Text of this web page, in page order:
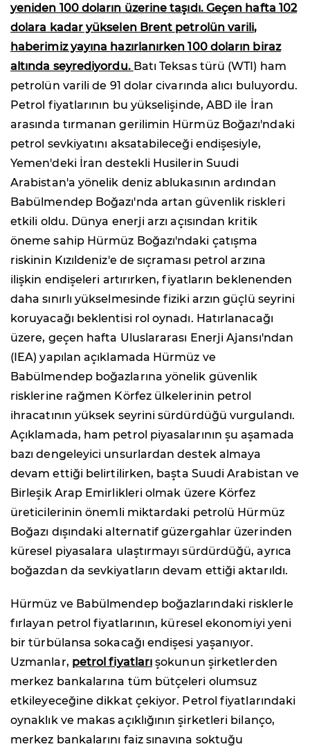
yeniden 100 doların üzerine taşıdı. Geçen hafta 102
dolara kadar yükselen Brent petrolün varili,
haberimiz yayına hazırlanırken 100 doların biraz
altında seyrediyordu. Batı Teksas türü (WTI) ham
petrolün varili de 91 dolar civarında alıcı buluyordu.
Petrol fiyatlarının bu yükselişinde, ABD ile İran
arasında tırmanan gerilimin Hürmüz Boğazı'ndaki
petrol sevkiyatını aksatabileceği endişesiyle,
Yemen'deki İran destekli Husilerin Suudi
Arabistan'a yönelik deniz ablukasının ardından
Babülmendep Boğazı'nda artan güvenlik riskleri
etkili oldu. Dünya enerji arzı açısından kritik
öneme sahip Hürmüz Boğazı'ndaki çatışma
riskinin Kızıldeniz'e de sıçraması petrol arzına
ilişkin endişeleri artırırken, fiyatların beklenenden
daha sınırlı yükselmesinde fiziki arzın güçlü seyrini
koruyacağı beklentisi rol oynadı. Hatırlanacağı
üzere, geçen hafta Uluslararası Enerji Ajansı'ndan
(IEA) yapılan açıklamada Hürmüz ve
Babülmendep boğazlarına yönelik güvenlik
risklerine rağmen Körfez ülkelerinin petrol
ihracatının yüksek seyrini sürdürdüğü vurgulandı.
Açıklamada, ham petrol piyasalarının şu aşamada
bazı dengeleyici unsurlardan destek almaya
devam ettiği belirtilirken, başta Suudi Arabistan ve
Birleşik Arap Emirlikleri olmak üzere Körfez
üreticilerinin önemli miktardaki petrolü Hürmüz
Boğazı dışındaki alternatif güzergahlar üzerinden
küresel piyasalara ulaştırmayı sürdürdüğü, ayrıca
boğazdan da sevkiyatların devam ettiği aktarıldı.
Hürmüz ve Babülmendep boğazlarındaki risklerle
fırlayan petrol fiyatlarının, küresel ekonomiyi yeni
bir türbülansa sokacağı endişesi yaşanıyor.
Uzmanlar, petrol fiyatları şokunun şirketlerden
merkez bankalarına tüm bütçeleri olumsuz
etkileyeceğine dikkat çekiyor. Petrol fiyatlarındaki
oynaklık ve makas açıklığının şirketleri bilanço,
merkez bankalarını faiz sınavına soktuğu